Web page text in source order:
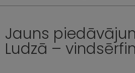
Jauns
Ludzā –